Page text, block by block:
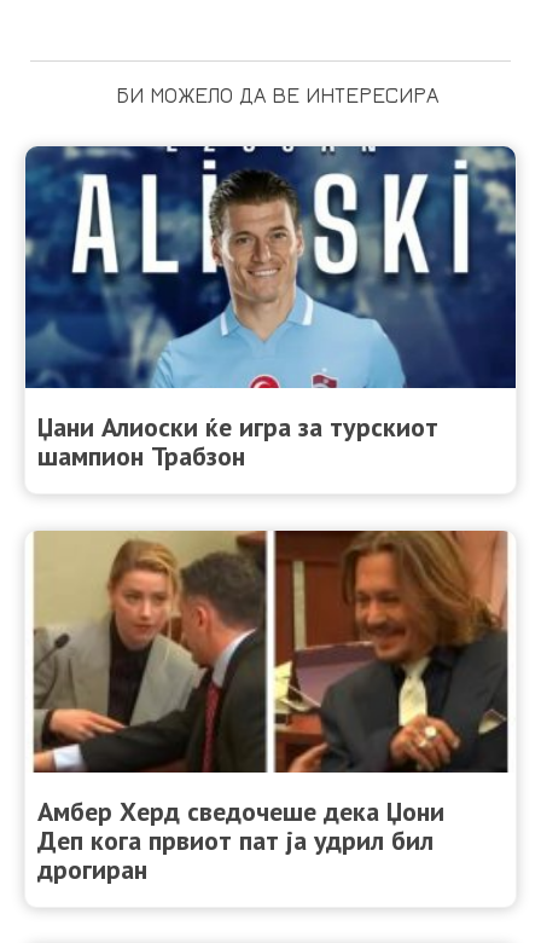
БИ МОЖЕЛО ДА ВЕ ИНТЕРЕСИРА
Џани Алиоски ќе игра за турскиот
шампион Трабзон
Амбер Херд сведочеше дека Џони
Деп кога првиот пат ја удрил бил
дрогиран